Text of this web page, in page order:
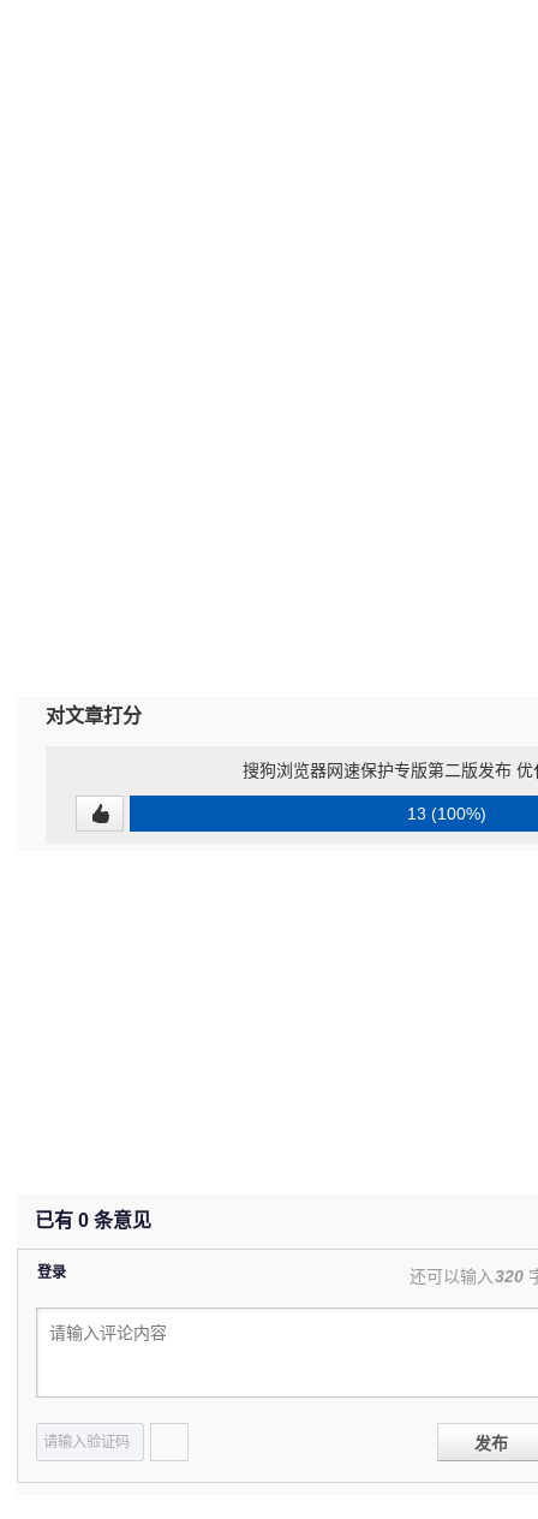
对文章打分
搜狗浏览器网速保护专版第二版发布
13 (100%)
已有 0 条意见
登录 还可以输入320
发布